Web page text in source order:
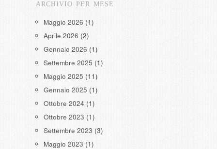
ARCHIVIO PER MESE
Maggio 2026 (1)
Aprile 2026 (2)
Gennaio 2026 (1)
Settembre 2025 (1)
Maggio 2025 (11)
Gennaio 2025 (1)
Ottobre 2024 (1)
Ottobre 2023 (1)
Settembre 2023 (3)
Maggio 2023 (1)